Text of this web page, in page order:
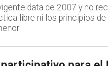
data de 2007 y no
libre ni los principios